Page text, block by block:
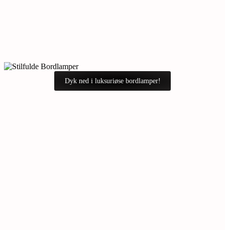
Dyk ned i luksuriøse bordlamper!